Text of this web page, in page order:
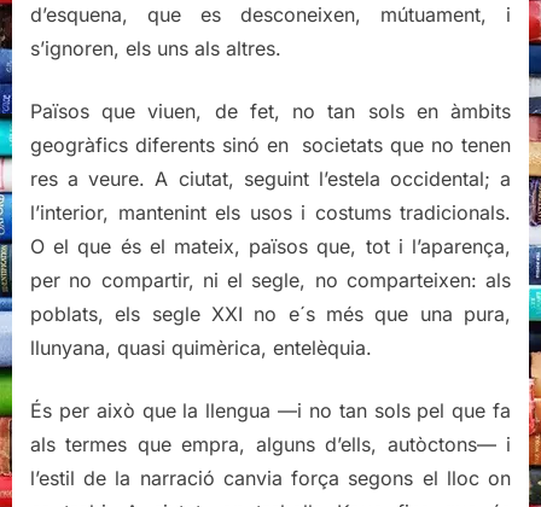
d’esquena, que es desconeixen, mútuament, i
s’ignoren, els uns als altres.
Països que viuen, de fet, no tan sols en àmbits
geogràfics diferents sinó en societats que no tenen
res a veure. A ciutat, seguint l’estela occidental; a
l’interior, mantenint els usos i costums tradicionals.
O el que és el mateix, països que, tot i l’aparença,
per no compartir, ni el segle, no comparteixen: als
poblats, els segle XXI no e´s més que una pura,
llunyana, quasi quimèrica, entelèquia.
És per això que la llengua —i no tan sols pel que fa
als termes que empra, alguns d’ells, autòctons— i
l’estil de la narració canvia força segons el lloc on